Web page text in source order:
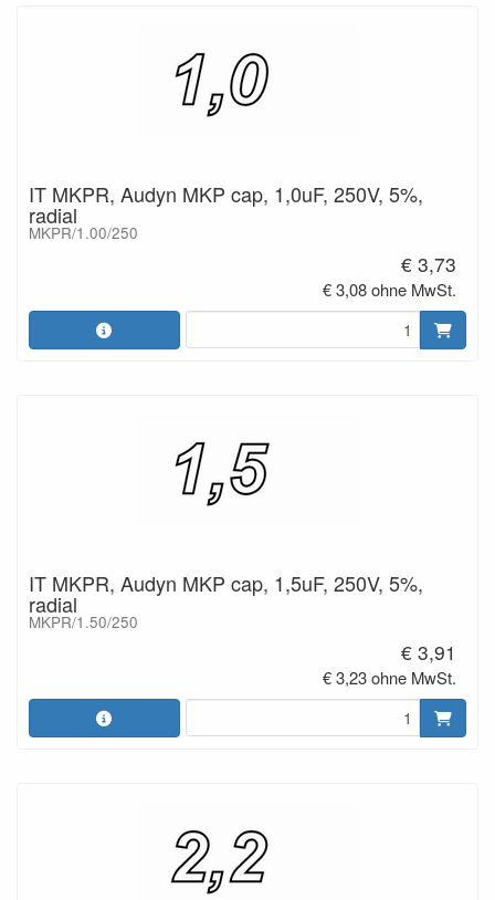
IT MKPR, Audyn MKP cap, 1,0uF, 250V, 5%,
radial
MKPR/1.00/250
€ 3,73
€ 3,08 ohne MwSt.
IT MKPR, Audyn MKP cap, 1,5uF, 250V, 5%,
radial
MKPR/1.50/250
€ 3,91
€ 3,23 ohne MwSt.